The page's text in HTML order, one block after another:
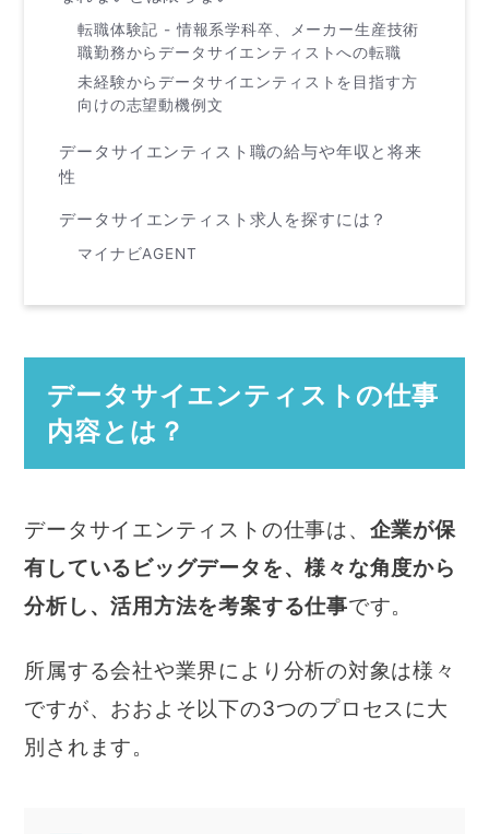
転職体験記 - 情報系学科卒、メーカー生産技術
職勤務からデータサイエンティストへの転職
未経験からデータサイエンティストを目指す方
向けの志望動機例文
データサイエンティスト職の給与や年収と将来
性
データサイエンティスト求人を探すには？
マイナビAGENT
データサイエンティストの仕事
内容とは？
データサイエンティストの仕事は、 企業が保
有しているビッグデータを、様々な角度から
分析し、活用方法を考案する仕事です。
所属する会社や業界により分析の対象は様々
ですが、おおよそ以下の3つのプロセスに大
別されます。